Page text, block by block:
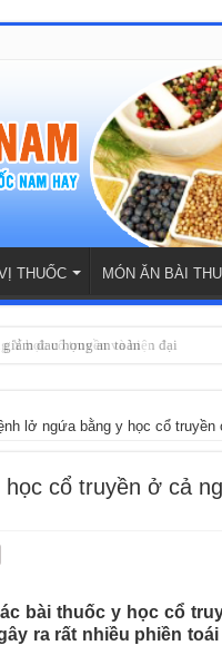
THUỐC MÓN ĂN BÀI
đau họng an toàn
Y học cổ truyền và hiện đại
lở ngứa bằng y học cổ
cổ truyền ở cả
bài thuốc y học cổ
ra rất nhiều phiền